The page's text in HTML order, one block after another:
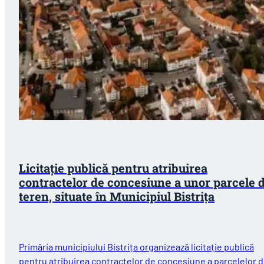
Licitație publică pentru atribuirea
contractelor de concesiune a unor parcele
teren, situate în Municipiul Bistriţa
Primăria municipiului Bistrița organizează licitație publică
pentru atribuirea contractelor de concesiune a parcelelor